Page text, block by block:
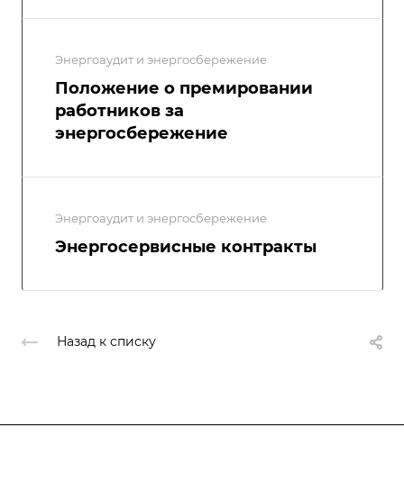
Энергоаудит и энергосбережение
Положение о премировании
работников за
энергосбережение
Энергоаудит и энергосбережение
Энергосервисные контракты
Назад к списку